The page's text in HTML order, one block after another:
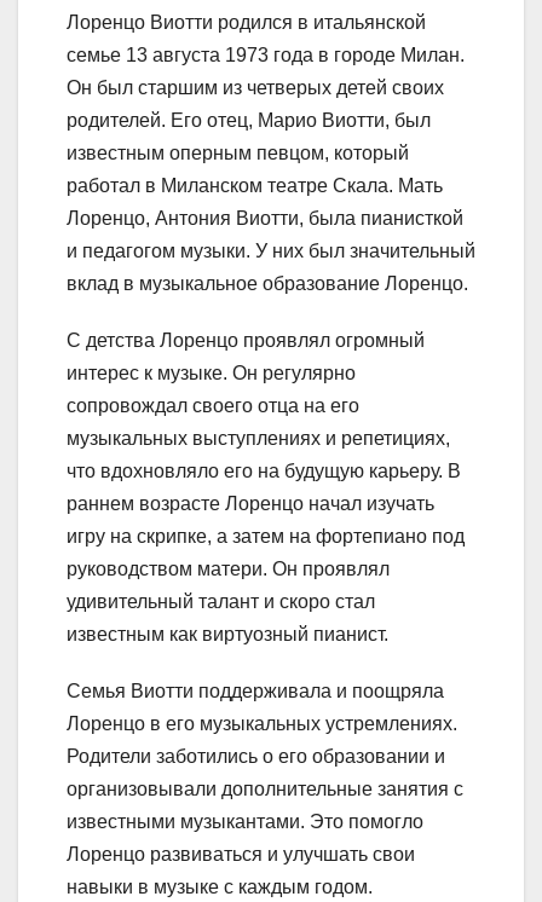
Лоренцо Виотти родился в итальянской
семье 13 августа 1973 года в городе Милан.
Он был старшим из четверых детей своих
родителей. Его отец, Марио Виотти, был
известным оперным певцом, который
работал в Миланском театре Скала. Мать
Лоренцо, Антония Виотти, была пианисткой
и педагогом музыки. У них был значительный
вклад в музыкальное образование Лоренцо.
С детства Лоренцо проявлял огромный
интерес к музыке. Он регулярно
сопровождал своего отца на его
музыкальных выступлениях и репетициях,
что вдохновляло его на будущую карьеру. В
раннем возрасте Лоренцо начал изучать
игру на скрипке, а затем на фортепиано под
руководством матери. Он проявлял
удивительный талант и скоро стал
известным как виртуозный пианист.
Семья Виотти поддерживала и поощряла
Лоренцо в его музыкальных устремлениях.
Родители заботились о его образовании и
организовывали дополнительные занятия с
известными музыкантами. Это помогло
Лоренцо развиваться и улучшать свои
навыки в музыке с каждым годом.